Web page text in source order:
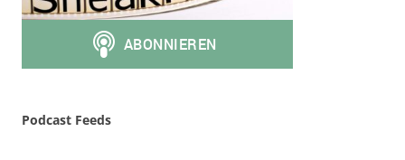
Podcast Feeds